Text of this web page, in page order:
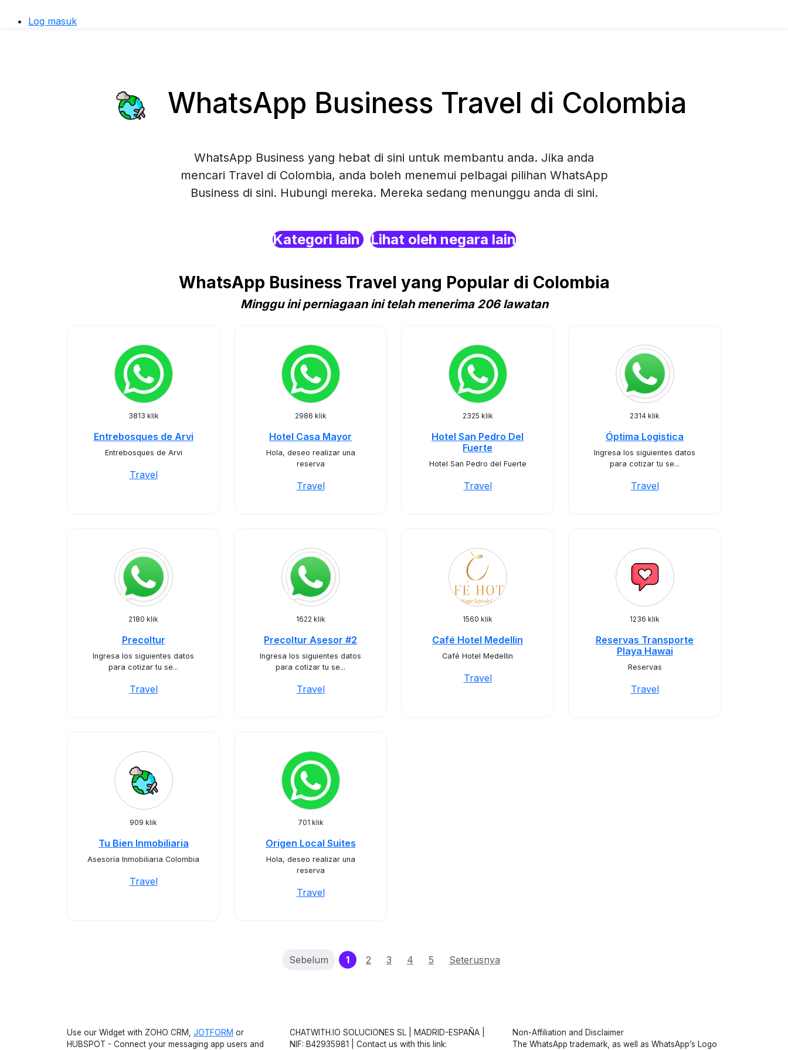
Log masuk
WhatsApp Business Travel di Colombia
WhatsApp Business yang hebat di sini untuk membantu anda. Jika anda
mencari Travel di Colombia, anda boleh menemui pelbagai pilihan WhatsApp
Business di sini. Hubungi mereka. Mereka sedang menunggu anda di sini.
Kategori lain Lihat oleh negara lain
WhatsApp Business Travel yang Popular di Colombia
Minggu ini perniagaan ini telah menerima 206 lawatan
3813 klik
Entrebosques de Arvi
Entrebosques de Arvi
Travel
2986 klik
Hotel Casa Mayor
Hola, deseo realizar una
reserva
Travel
2325 klik
Hotel San Pedro Del
Fuerte
Hotel San Pedro del Fuerte
Travel
2314 klik
Óptima Logistica
Ingresa los siguientes datos
para cotizar tu se...
Travel
2180 klik
Precoltur
Ingresa los siguientes datos
para cotizar tu se...
Travel
1622 klik
Precoltur Asesor #2
Ingresa los siguientes datos
para cotizar tu se...
Travel
1560 klik
Café Hotel Medellin
Café Hotel Medellin
Travel
1236 klik
Reservas Transporte
Playa Hawai
Reservas
Travel
909 klik
Tu Bien Inmobiliaria
Asesoría Inmobiliaria Colombia
Travel
701 klik
Origen Local Suites
Hola, deseo realizar una
reserva
Travel
Sebelum 1(current)
2 3 4 5 Seterusnya
Use our Widget with ZOHO CRM, JOTFORM or
HUBSPOT - Connect your messaging app users and
CHATWITH.IO SOLUCIONES SL | MADRID-ESPAÑA |
NIF: B42935981 | Contact us with this link:
Non-Affiliation and Disclaimer
The WhatsApp trademark, as well as WhatsApp’s Logo